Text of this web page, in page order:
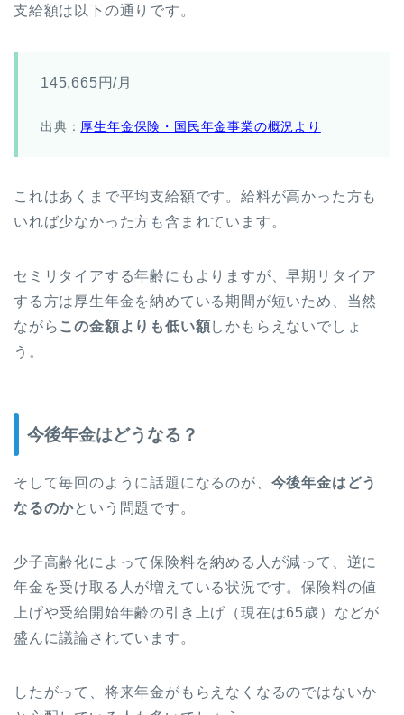
支給額は以下の通りです。
145,665円/月
出典： 厚生年金保険・国民年金事業の概況より
これはあくまで平均支給額です。給料が高かった方も
いれば少なかった方も含まれています。
セミリタイアする年齢にもよりますが、早期リタイア
する方は厚生年金を納めている期間が短いため、当然
ながら この金額よりも低い額しかもらえないでしょ
う。
今後年金はどうなる？
そして毎回のように話題になるのが、 今後年金はどう
なるのかという問題です。
少子高齢化によって保険料を納める人が減って、逆に
年金を受け取る人が増えている状況です。保険料の値
上げや受給開始年齢の引き上げ（現在は65歳）などが
盛んに議論されています。
したがって、将来年金がもらえなくなるのではないか